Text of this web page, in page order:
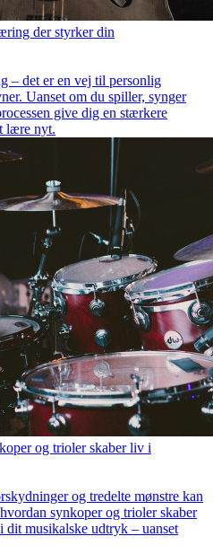
der styrker din
– det er en vej til personlig
Uanset om du spiller, synger
give dig en stærkere
lære nyt.
og trioler skaber liv i
og tredelte mønstre kan
synkoper og trioler skaber
musikalske udtryk – uanset